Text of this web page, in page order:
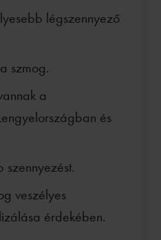
légszennyező
szmog.
a
és
szennyezést.
veszélyes
érdekében.